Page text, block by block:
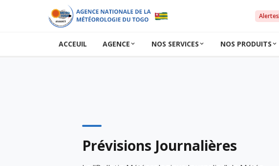
Alertes
ACCEUIL AGENCE NOS SERVICES NOS PRODUITS
Prévisions Journalières